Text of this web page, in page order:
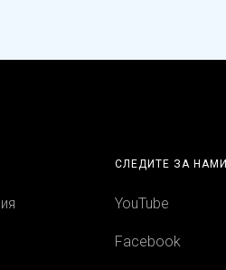
СЛЕДИТЕ ЗА НАМИ
YouTube
Facebook